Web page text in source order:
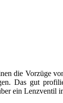
die Vorzüge
Das gut
ein Lenzventil